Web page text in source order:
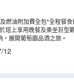
燃油附加費全包*全程餐
塔上享用晚餐及乘坐巨
展開葡萄園品酒之旅。
12